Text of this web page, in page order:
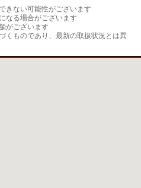
きない可能性がございます
なる場合がございます
がございます
くものであり、最新の取扱状況とは異